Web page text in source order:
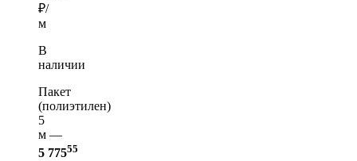
₽/
м
В
наличии
Пакет
(полиэтилен)
5
м —
5 77555